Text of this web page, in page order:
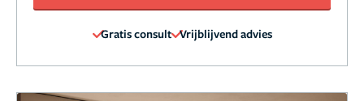
Gratis consult Vrijblijvend advies